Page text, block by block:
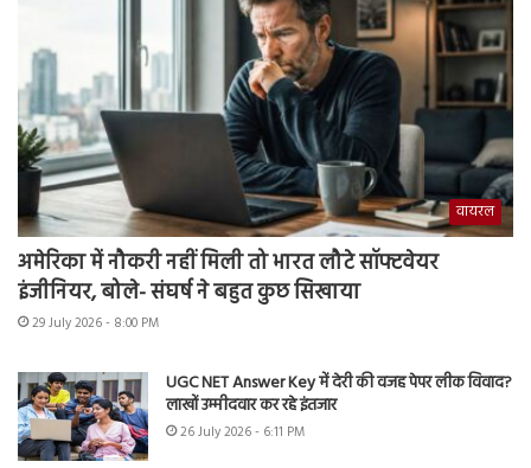
वायरल
अमेरिका में नौकरी नहीं मिली तो भारत लौटे सॉफ्टवेयर
इंजीनियर, बोले- संघर्ष ने बहुत कुछ सिखाया
29 July 2026 - 8:00 PM
UGC NET Answer Key में देरी की वजह पेपर लीक विवाद?
लाखों उम्मीदवार कर रहे इंतजार
26 July 2026 - 6:11 PM